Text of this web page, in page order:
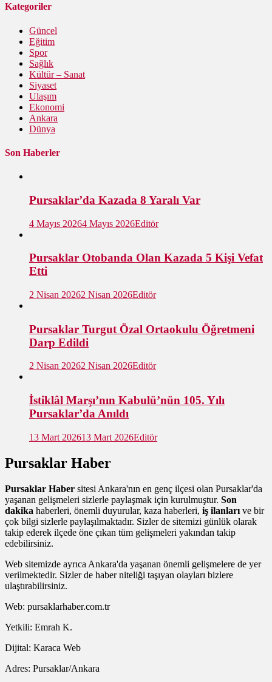
Kategoriler
Güncel
Eğitim
Spor
Sağlık
Kültür – Sanat
Siyaset
Ulaşım
Ekonomi
Ankara
Dünya
Son Haberler
Pursaklar’da Kazada 8 Yaralı Var
4 Mayıs 20264 Mayıs 2026Editör
Pursaklar Otobanda Olan Kazada 5 Kişi Vefat
Etti
2 Nisan 20262 Nisan 2026Editör
Pursaklar Turgut Özal Ortaokulu Öğretmeni
Darp Edildi
2 Nisan 20262 Nisan 2026Editör
İstiklâl Marşı’nın Kabulü’nün 105. Yılı
Pursaklar’da Anıldı
13 Mart 202613 Mart 2026Editör
Pursaklar Haber
Pursaklar Haber sitesi Ankara'nın en genç ilçesi olan Pursaklar'da
yaşanan gelişmeleri sizlerle paylaşmak için kurulmuştur. Son
dakika haberleri, önemli duyurular, kaza haberleri, iş ilanları ve bir
çok bilgi sizlerle paylaşılmaktadır. Sizler de sitemizi günlük olarak
takip ederek ilçede öne çıkan tüm gelişmeleri yakından takip
edebilirsiniz.
Web sitemizde ayrıca Ankara'da yaşanan önemli gelişmelere de yer
verilmektedir. Sizler de haber niteliği taşıyan olayları bizlere
ulaştırabilirsiniz.
Web: pursaklarhaber.com.tr
Yetkili: Emrah K.
Dijital: Karaca Web
Adres: Pursaklar/Ankara